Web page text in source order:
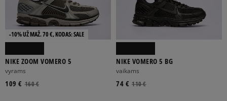
-10% UŽ MAŽ. 70 €, KODAS: SALE
NIKE ZOOM VOMERO 5
vyrams
160 €
109 €
NIKE VOMERO 5 BG
vaikams
110 €
74 €